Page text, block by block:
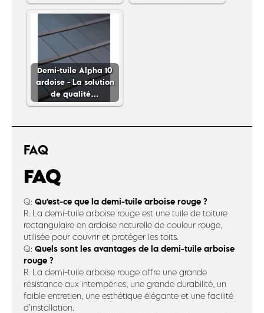
Demi-tuile Alpha 10
ardoise - La solution
de qualité…
FAQ
FAQ
Q: Qu’est-ce que la demi-tuile arboise rouge ?
R: La demi-tuile arboise rouge est une tuile de toiture
rectangulaire en ardoise naturelle de couleur rouge,
utilisée pour couvrir et protéger les toits.
Q: Quels sont les avantages de la demi-tuile arboise
rouge ?
R: La demi-tuile arboise rouge offre une grande
résistance aux intempéries, une grande durabilité, un
faible entretien, une esthétique élégante et une facilité
d’installation.